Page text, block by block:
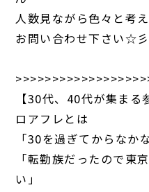
人数見ながら色々と考
お問い合わせ下さい☆彡
【30代、40代が集まる
ロアフレとは
「30を過ぎてからなか
「転勤族だったので東
い」